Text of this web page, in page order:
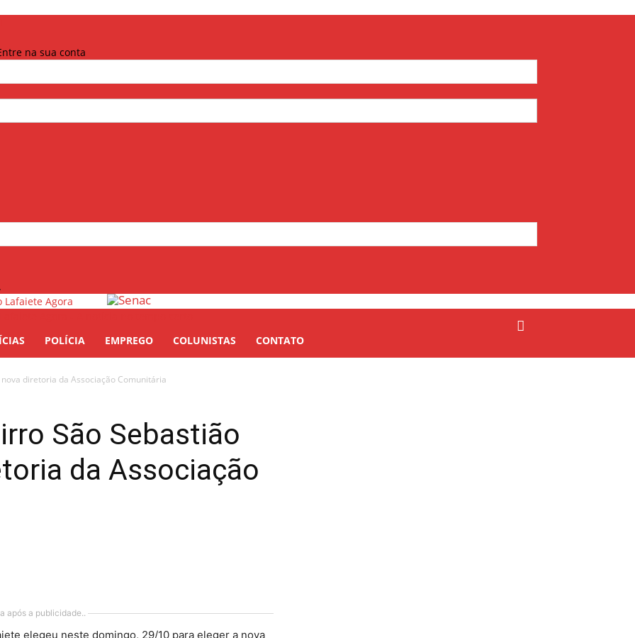
na sua conta
Lafaiete Agora
POLÍCIA EMPREGO COLUNISTAS CONTATO
diretoria da Associação Comunitária
São Sebastião
da Associação
após a publicidade..
elegeu neste domingo, 29/10 para eleger a nova